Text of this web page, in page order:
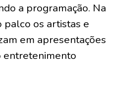
a programação. Na
palco os artistas e
em apresentações
entretenimento